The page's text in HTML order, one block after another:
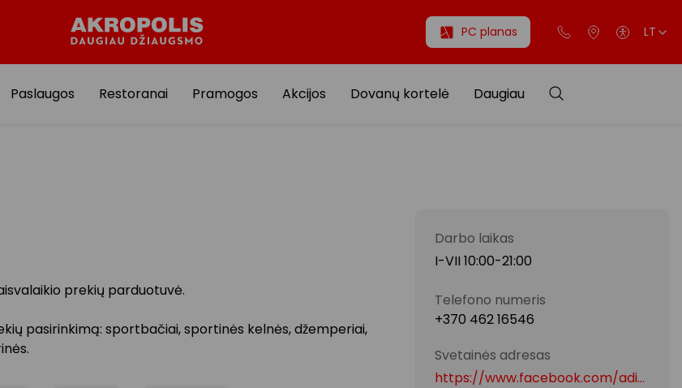
PC planas LT
Paslaugos Restoranai Pramogos Akcijos Dovanų kortelė Daugiau
prekių parduotuvė.
pasirinkimą: sportbačiai, sportinės kelnės, džemperiai,
Darbo laikas
I-VII 10:00-21:00
Telefono numeris
+370 462 16546
Svetainės adresas
https://www.facebook.com/adidasparduotuvesLietuva/